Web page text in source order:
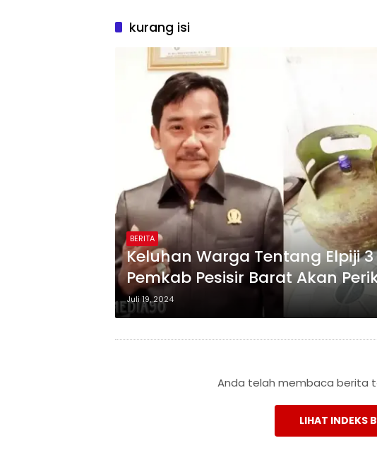
kurang isi
BERITA
Keluhan Warga Tentang Elpiji 3
Pemkab Pesisir Barat Akan
Juli 19, 2024
Anda telah membaca berita
LIHAT INDEKS